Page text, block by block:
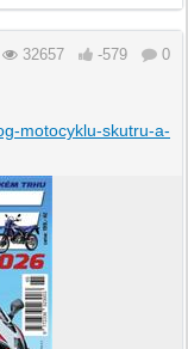
32657 -579 0
motocyklu-skutru-a-